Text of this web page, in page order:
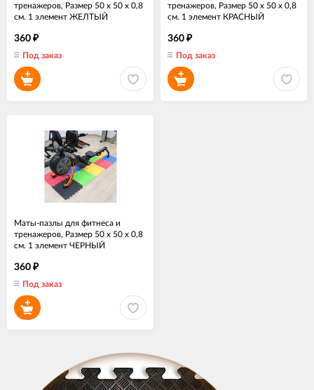
тренажеров, Размер 50 х 50 х 0,8
см. 1 элемент ЖЕЛТЫЙ
360 ₽
Под заказ
тренажеров, Размер 50 х 50 х 0,8
см. 1 элемент КРАСНЫЙ
360 ₽
Под заказ
Маты-пазлы для фитнеса и
тренажеров, Размер 50 х 50 х 0,8
см. 1 элемент ЧЕРНЫЙ
360 ₽
Под заказ